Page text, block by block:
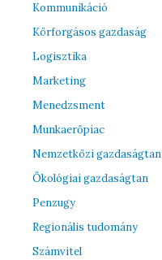
Kommunikáció
Körforgásos gazdaság
Logisztika
Marketing
Menedzsment
Munkaerőpiac
Nemzetközi gazdaságtan
Ökológiai gazdaságtan
Penzugy
Regionális tudomány
Számvitel